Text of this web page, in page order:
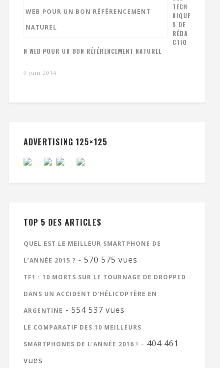
TECH
NIQUE
S DE
RÉDA
CTIO
N WEB POUR UN BON RÉFÉRENCEMENT NATUREL
9 juin 2014
ADVERTISING 125×125
TOP 5 DES ARTICLES
QUEL EST LE MEILLEUR SMARTPHONE DE
L’ANNÉE 2015 ? - 570 575 vues
TF1 : 10 MORTS SUR LE TOURNAGE DE DROPPED
DANS UN ACCIDENT D’HÉLICOPTÈRE EN
ARGENTINE - 554 537 vues
LE COMPARATIF DES 10 MEILLEURS
SMARTPHONES DE L’ANNÉE 2016 ! - 404 461
vues